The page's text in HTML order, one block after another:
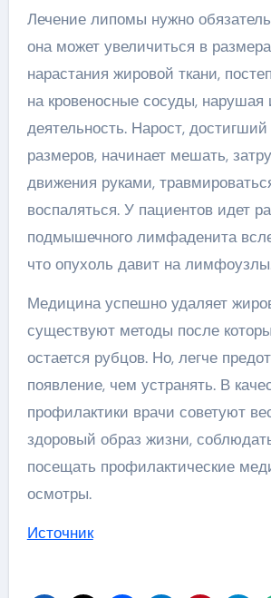
Лечение липомы нужно
она может увеличиться в
нарастания жировой ткани,
на кровеносные сосуды, нарушая
деятельность. Нарост,
размеров, начинает мешать,
движения руками,
воспаляться. У пациентов идет
подмышечного лимфаденита
что опухоль давит на
Медицина успешно удаляет
существуют методы после
остается рубцов. Но, легче
появление, чем устранять. В
профилактики врачи советуют
здоровый образ жизни,
посещать профилактические
осмотры.
Источник